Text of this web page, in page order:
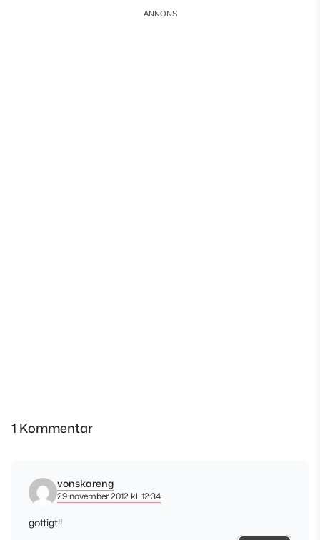
1 Kommentar
vonskareng
29 november 2012 kl. 12:34
gottigt!!